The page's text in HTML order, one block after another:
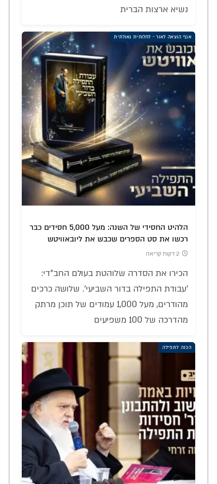
נשיא ארצות הברית
אגף הוצאה לאור - לחלוחית גאולתית
הלהיט החסידי של השנה: מעל 5,000 חסידים כבר
רכשו את סט הספרים שכבש את ליובאוויטש
2 דקות קריאה
הכירו את הסדרה שלוהטת בעולם החב"די:
'עבודת התפילה בדור השביעי'. שלושה כרכים
מהודרים, מעל 1,000 עמודים של תוכן מרתק
מהדרכה של 100 משפיעים
הכנה לתפילה